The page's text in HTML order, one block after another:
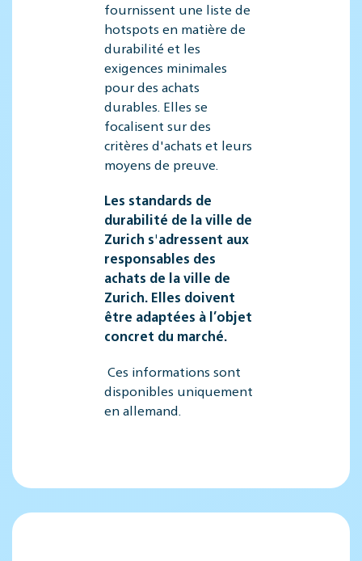
fournissent une liste de
hotspots en matière de
durabilité et les
exigences minimales
pour des achats
durables. Elles se
focalisent sur des
critères d'achats et leurs
moyens de preuve.
Les standards de
durabilité de la ville de
Zurich s'adressent aux
responsables des
achats de la ville de
Zurich. Elles doivent
être adaptées à l’objet
concret du marché.
Ces informations sont
disponibles uniquement
en allemand.